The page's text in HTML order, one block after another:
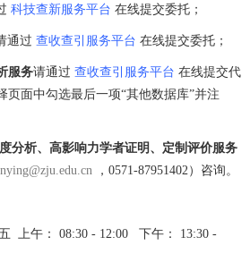
科技查新服务平台 在线提交委托；
通过 查收查引服务平台 在线提交委托；
服务请通过 查收查引服务平台 在线提交代
页面中勾选最后一项“其他数据库”并注
分析、高影响力学者证明、定制评价服务
， 0571-87951402 ）咨询。
上午： 08:30 - 12:00 下午： 13:30 -